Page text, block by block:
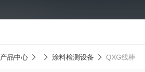
产品中心 涂料检测设备 QXG线棒